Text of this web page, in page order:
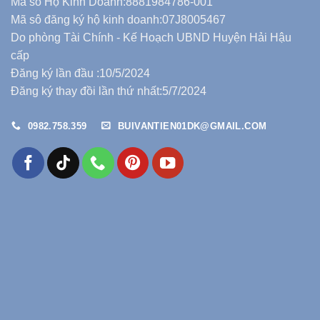
Mã sô đăng ký hộ kinh doanh:07J8005467
Do phòng Tài Chính - Kế Hoạch UBND Huyện Hải Hậu
cấp
Đăng ký lần đầu :10/5/2024
Đăng ký thay đồi lần thứ nhất:5/7/2024
0982.758.359 BUIVANTIEN01DK@GMAIL.COM